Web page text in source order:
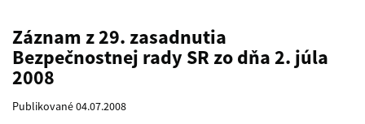
Záznam z 29. zasadnutia
Bezpečnostnej rady SR zo dňa 2. júla
2008
Publikované 04.07.2008